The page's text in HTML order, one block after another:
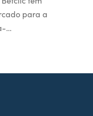
para a
…